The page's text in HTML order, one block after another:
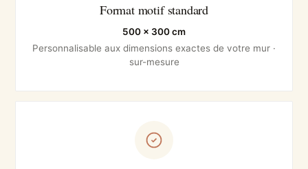
Format motif standard
500 × 300 cm
Personnalisable aux dimensions exactes de votre mur ·
sur-mesure